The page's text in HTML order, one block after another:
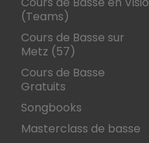
(Teams)
Cours de Basse sur
Metz (57)
Cours de Basse
Gratuits
Songbooks
Masterclass de basse